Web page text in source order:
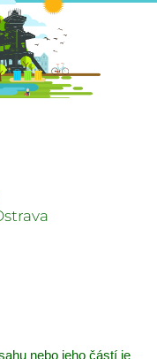
nebo jeho částí je